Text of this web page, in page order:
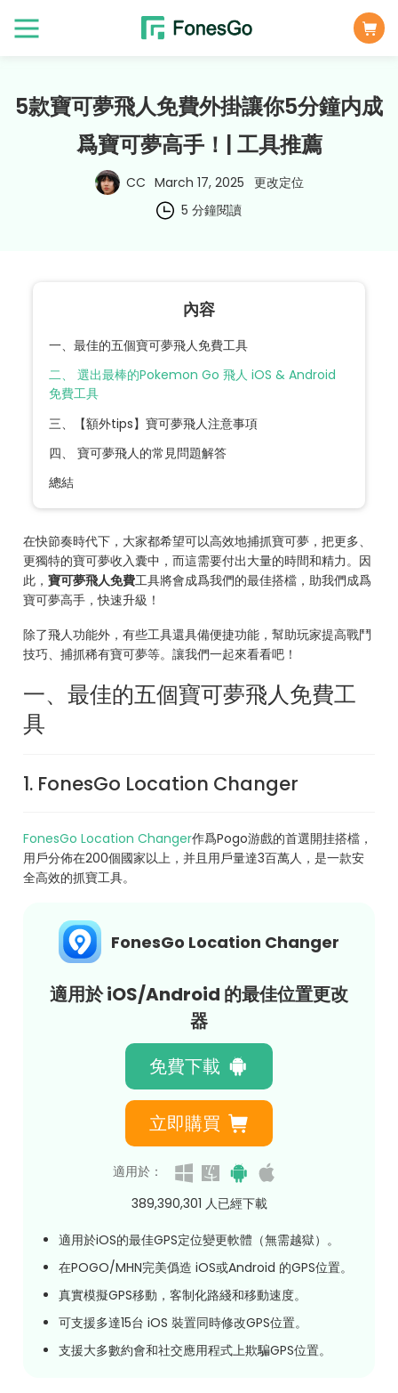
5款寶可夢飛人免費外掛讓你5分鐘内成
爲寶可夢高手！| 工具推薦
CC March 17, 2025 更改定位
5 分鐘閱讀
內容
一、最佳的五個寶可夢飛人免費工具
二、 選出最棒的Pokemon Go 飛人 iOS & Android
免費工具
三、【額外tips】寶可夢飛人注意事項
四、 寶可夢飛人的常見問題解答
總結
在快節奏時代下，大家都希望可以高效地捕抓寶可夢，把更多、
更獨特的寶可夢收入囊中，而這需要付出大量的時間和精力。因
此，寶可夢飛人免費工具將會成爲我們的最佳搭檔，助我們成爲
寶可夢高手，快速升級！
除了飛人功能外，有些工具還具備便捷功能，幫助玩家提高戰鬥
技巧、捕抓稀有寶可夢等。讓我們一起來看看吧！
一、最佳的五個寶可夢飛人免費工
具
1. FonesGo Location Changer
FonesGo Location Changer作爲Pogo游戲的首選開挂搭檔，
用戶分佈在200個國家以上，并且用戶量達3百萬人，是一款安
全高效的抓寶工具。
FonesGo Location Changer
適用於 iOS/Android 的最佳位置更改
器
免費下載
立即購買
適用於：
389,390,306 人已經下載
適用於iOS的最佳GPS定位變更軟體（無需越獄）。
在POGO/MHN完美僞造 iOS或Android 的GPS位置。
真實模擬GPS移動，客制化路綫和移動速度。
可支援多達15台 iOS 裝置同時修改GPS位置。
支援大多數約會和社交應用程式上欺騙GPS位置。